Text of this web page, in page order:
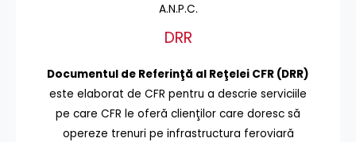
A.N.P.C.
DRR
Documentul de Referinţă al Reţelei CFR (DRR)
este elaborat de CFR pentru a descrie serviciile
pe care CFR le oferă clienţilor care doresc să
opereze trenuri pe infrastructura feroviară